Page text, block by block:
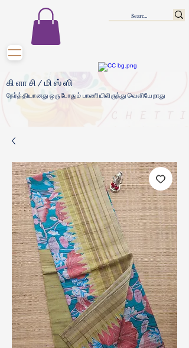
கிளாசி/மிஸ்ஸி
நேர்த்தியானது ஒருபோதும் பாணியிலிருந்து வெளியேறாது